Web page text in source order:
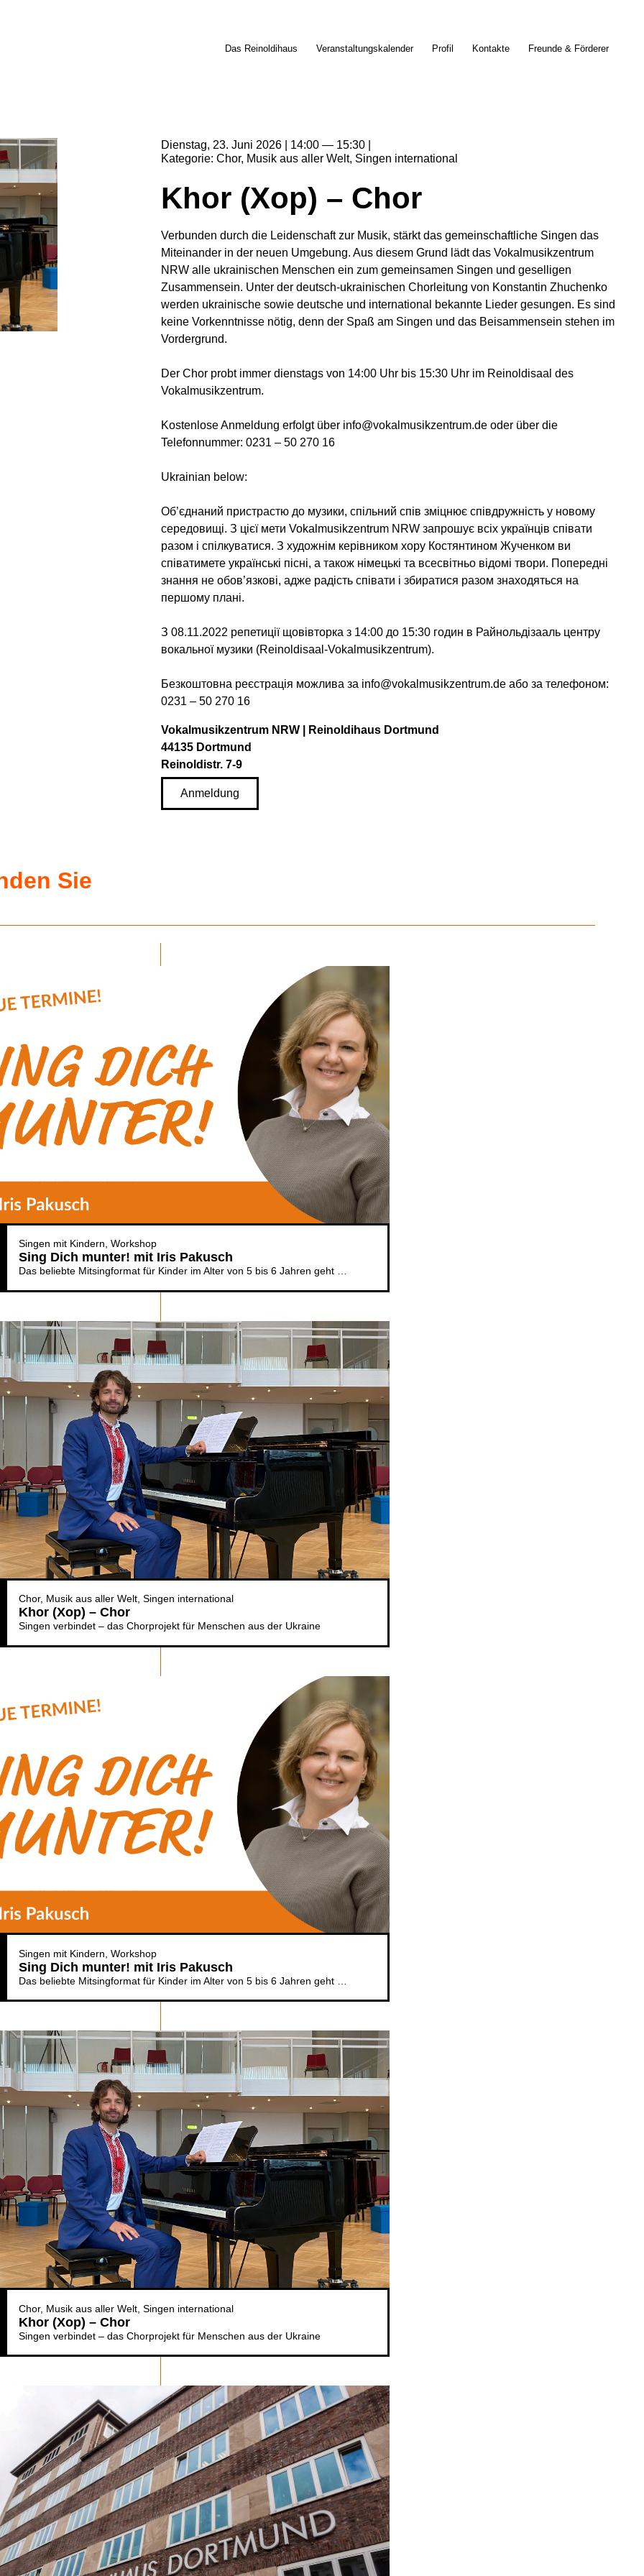
Das Reinoldihaus Veranstaltungskalender Profil Kontakte Freunde & Förderer
Dienstag 23 Juni 2026 14:00
15:30
Kategorie Chor Musik aus aller Welt Singen international
Khor (Xop) – Chor
Verbunden durch die Leidenschaft zur Musik, stärkt das gemeinschaftliche Singen das
Miteinander in der neuen Umgebung. Aus diesem Grund lädt das Vokalmusikzentrum
NRW alle ukrainischen Menschen ein zum gemeinsamen Singen und geselligen
Zusammensein. Unter der deutsch-ukrainischen Chorleitung von Konstantin Zhuchenko
werden ukrainische sowie deutsche und international bekannte Lieder gesungen. Es sind
keine Vorkenntnisse nötig, denn der Spaß am Singen und das Beisammensein stehen im
Vordergrund.
Der Chor probt immer dienstags von 14:00 Uhr bis 15:30 Uhr im Reinoldisaal des
Vokalmusikzentrum.
Kostenlose Anmeldung erfolgt über info@vokalmusikzentrum.de oder über die
Telefonnummer: 0231 – 50 270 16
Ukrainian below:
Об’єднаний пристрастю до музики, спільний спів зміцнює співдружність у новому
середовищі. З цієї мети Vokalmusikzentrum NRW запрошує всіх українців співати
разом і спілкуватися. З художнім керівником хору Костянтином Жученком ви
співатимете українські пісні, а також німецькі та всесвітньо відомі твори. Попередні
знання не обов’язкові, адже радість співати і збиратися разом знаходяться на
першому плані.
З 08.11.2022 репетиції щовівторка з 14:00 до 15:30 годин в Райнольдізааль центру
вокальної музики (Reinoldisaal-Vokalmusikzentrum).
Безкоштовна реєстрація можлива за info@vokalmusikzentrum.de або за телефоном:
0231 – 50 270 16
Vokalmusikzentrum NRW | Reinoldihaus Dortmund
44135 Dortmund
Reinoldistr. 7-9
Anmeldung
Sie
Singen mit Kindern Workshop
Sing Dich munter! mit Iris Pakusch
Das beliebte Mitsingformat für Kinder im Alter von 5 bis 6 Jahren geht weiter
Chor Musik aus aller Welt Singen international
Khor (Xop) – Chor
Singen verbindet – das Chorprojekt für Menschen aus der Ukraine
Singen mit Kindern Workshop
Sing Dich munter! mit Iris Pakusch
Chor Musik aus aller Welt Singen international
Khor (Xop) – Chor
Singen verbindet – das Chorprojekt für Menschen aus der Ukraine